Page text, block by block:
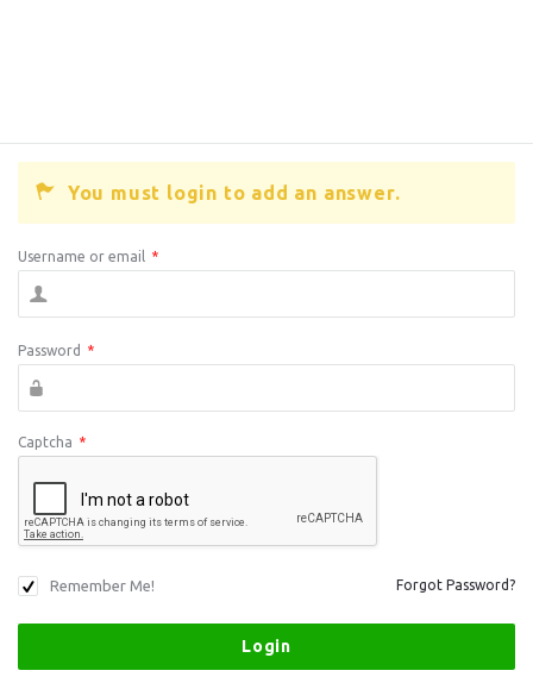
You must login to add an answer.
Username or email *
Password *
Captcha *
Remember Me! Forgot Password?